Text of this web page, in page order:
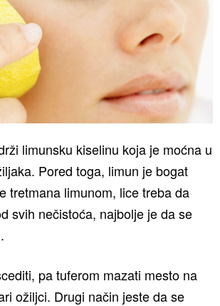
limunsku kiselinu koja je moćna u
Pored toga, limun je bogat
tretmana limunom, lice treba da
svih nečistoća, najbolje je da se
pa tuferom mazati mesto na
ožiljci. Drugi način jeste da se